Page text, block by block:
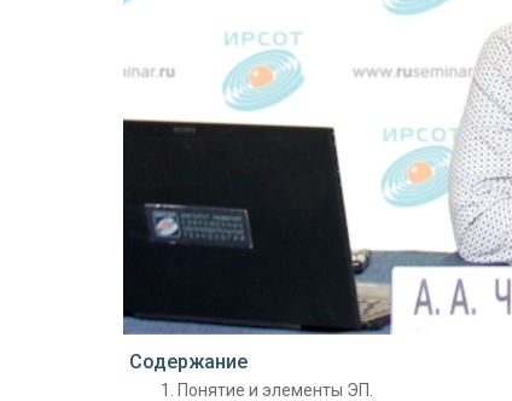
Содержание
Понятие и элементы ЭП.